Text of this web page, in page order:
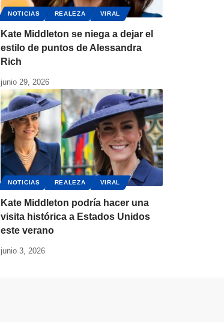
NOTICIAS REALEZA VIRAL
Kate Middleton se niega a dejar el
estilo de puntos de Alessandra
Rich
junio 29, 2026
NOTICIAS REALEZA VIRAL
Kate Middleton podría hacer una
visita histórica a Estados Unidos
este verano
junio 3, 2026